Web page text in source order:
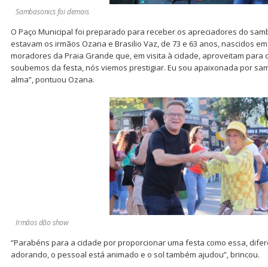
Sambasonics foi demais
O Paço Municipal foi preparado para receber os apreciadores do
estavam os irmãos Ozana e Brasilio Vaz, de 73 e 63 anos, nascidos
moradores da Praia Grande que, em visita à cidade, aproveitam para
soubemos da festa, nós viemos prestigiar. Eu sou apaixonada por
alma”, pontuou Ozana.
Irmãos dão show
“Parabéns para a cidade por proporcionar uma festa como essa,
adorando, o pessoal está animado e o sol também ajudou”, brincou.